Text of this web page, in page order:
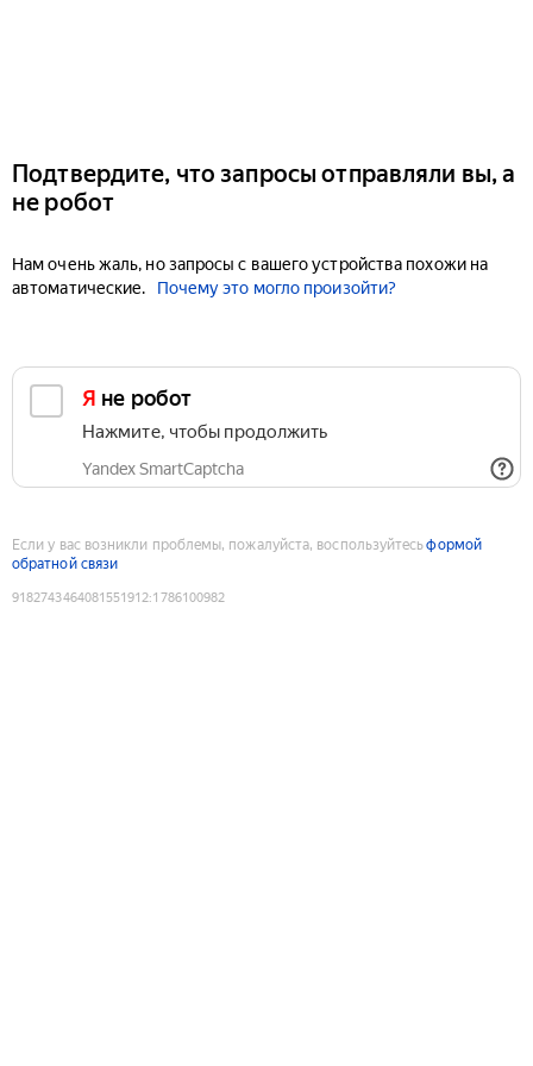
Подтвердите, что запросы отправляли вы, а
не робот
Нам очень жаль, но запросы с вашего устройства похожи на
автоматические.
Почему это могло произойти?
Я не робот
Нажмите, чтобы продолжить
Yandex SmartCaptcha
Если у вас возникли проблемы, пожалуйста, воспользуйтесьформой
обратной связи
9182743464081551912:1786100982